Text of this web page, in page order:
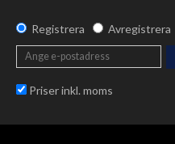
Registrera Avregistrera
Priser inkl. moms